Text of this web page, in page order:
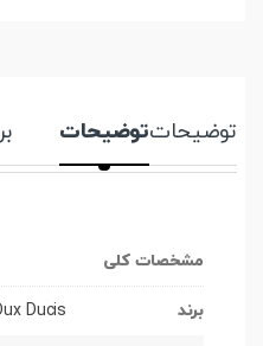
توضیحاتتوضیحات
مشخصات کلی
برند Ducis